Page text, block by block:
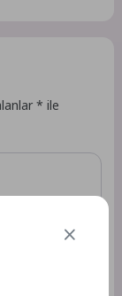
* ile